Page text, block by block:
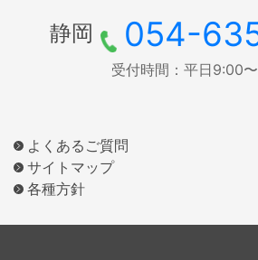
静岡 054-
受付時間：平日9:00
よくあるご質問
サイトマップ
各種方針